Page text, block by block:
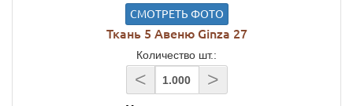
СМОТРЕТЬ ФОТО
Ткань 5 Авеню Ginza 27
Количество шт.:
< >